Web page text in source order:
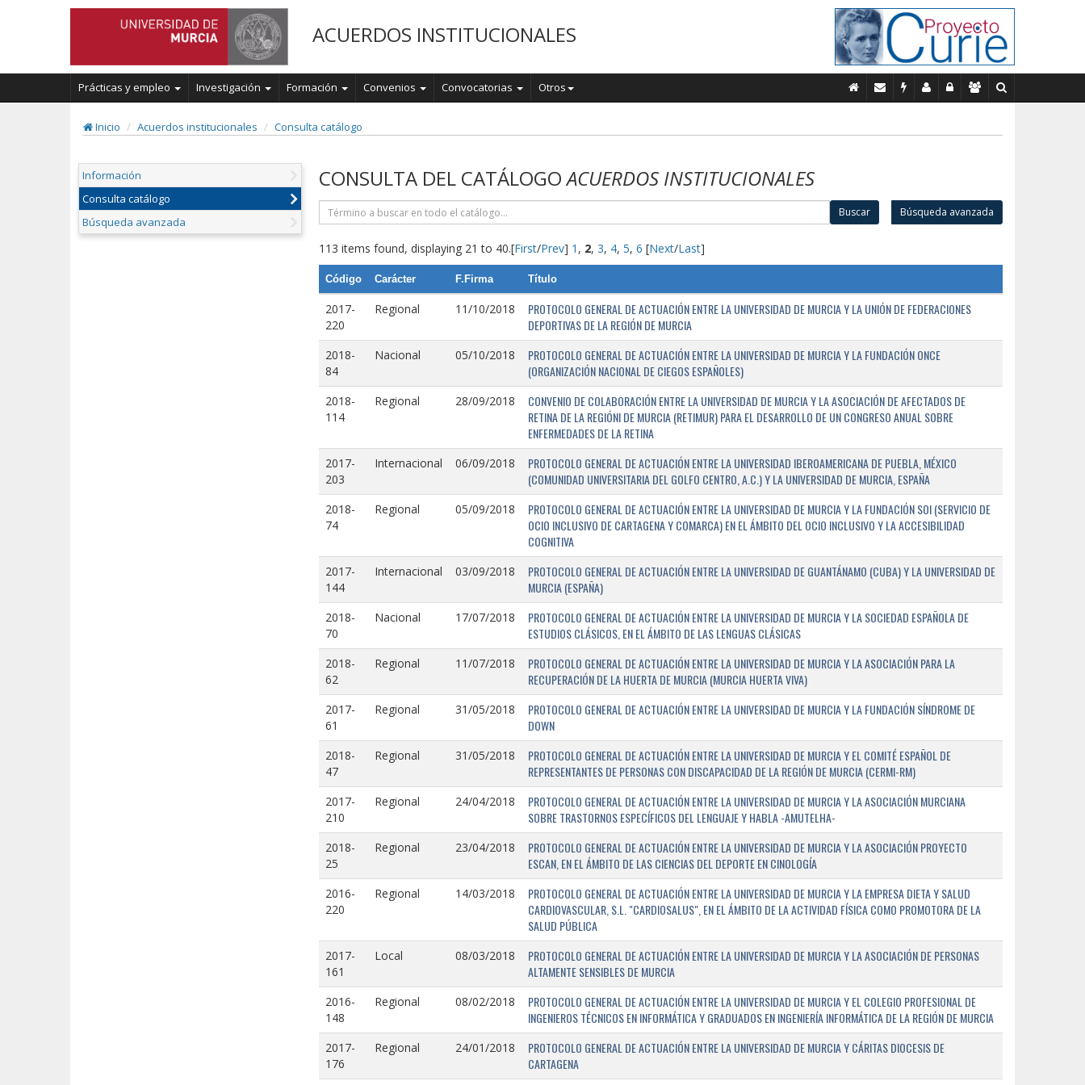
ACUERDOS INSTITUCIONALES
Prácticas y empleo Investigación Formación Convenios Convocatorias Otros
Inicio Acuerdos institucionales Consulta catálogo
Información
Consulta catálogo
Búsqueda avanzada
CONSULTA DEL CATÁLOGOACUERDOS INSTITUCIONALES
Buscar Búsqueda avanzada
113 items found, displaying 21 to 40.[First/Prev] 1 , 2, 3, 4, 5, 6 [Next/Last]
Código Carácter F.Firma Título
2017-
220
Regional 11/10/2018
PROTOCOLO GENERAL DE ACTUACIÓN ENTRE LA UNIVERSIDAD DE MURCIA Y LA UNIÓN DE FEDERACIONES
DEPORTIVAS DE LA REGIÓN DE MURCIA
2018-
84
Nacional 05/10/2018
PROTOCOLO GENERAL DE ACTUACIÓN ENTRE LA UNIVERSIDAD DE MURCIA Y LA FUNDACIÓN ONCE
(ORGANIZACIÓN NACIONAL DE CIEGOS ESPAÑOLES)
2018-
114
Regional 28/09/2018
CONVENIO DE COLABORACIÓN ENTRE LA UNIVERSIDAD DE MURCIA Y LA ASOCIACIÓN DE AFECTADOS DE
RETINA DE LA REGIÓNI DE MURCIA (RETIMUR) PARA EL DESARROLLO DE UN CONGRESO ANUAL SOBRE
ENFERMEDADES DE LA RETINA
2017-
203
Internacional 06/09/2018
PROTOCOLO GENERAL DE ACTUACIÓN ENTRE LA UNIVERSIDAD IBEROAMERICANA DE PUEBLA, MÉXICO
(COMUNIDAD UNIVERSITARIA DEL GOLFO CENTRO, A.C.) Y LA UNIVERSIDAD DE MURCIA, ESPAÑA
2018-
74
Regional 05/09/2018
PROTOCOLO GENERAL DE ACTUACIÓN ENTRE LA UNIVERSIDAD DE MURCIA Y LA FUNDACIÓN SOI (SERVICIO DE
OCIO INCLUSIVO DE CARTAGENA Y COMARCA) EN EL ÁMBITO DEL OCIO INCLUSIVO Y LA ACCESIBILIDAD
COGNITIVA
2017-
144
Internacional 03/09/2018
PROTOCOLO GENERAL DE ACTUACIÓN ENTRE LA UNIVERSIDAD DE GUANTÁNAMO (CUBA) Y LA UNIVERSIDAD DE
MURCIA (ESPAÑA)
2018-
70
Nacional 17/07/2018
PROTOCOLO GENERAL DE ACTUACIÓN ENTRE LA UNIVERSIDAD DE MURCIA Y LA SOCIEDAD ESPAÑOLA DE
ESTUDIOS CLÁSICOS, EN EL ÁMBITO DE LAS LENGUAS CLÁSICAS
2018-
62
Regional 11/07/2018
PROTOCOLO GENERAL DE ACTUACIÓN ENTRE LA UNIVERSIDAD DE MURCIA Y LA ASOCIACIÓN PARA LA
RECUPERACIÓN DE LA HUERTA DE MURCIA (MURCIA HUERTA VIVA)
2017-
61
Regional 31/05/2018
PROTOCOLO GENERAL DE ACTUACIÓN ENTRE LA UNIVERSIDAD DE MURCIA Y LA FUNDACIÓN SÍNDROME DE
DOWN
2018-
47
Regional 31/05/2018
PROTOCOLO GENERAL DE ACTUACIÓN ENTRE LA UNIVERSIDAD DE MURCIA Y EL COMITÉ ESPAÑOL DE
REPRESENTANTES DE PERSONAS CON DISCAPACIDAD DE LA REGIÓN DE MURCIA (CERMI-RM)
2017-
210
Regional 24/04/2018
PROTOCOLO GENERAL DE ACTUACIÓN ENTRE LA UNIVERSIDAD DE MURCIA Y LA ASOCIACIÓN MURCIANA
SOBRE TRASTORNOS ESPECÍFICOS DEL LENGUAJE Y HABLA -AMUTELHA-
2018-
25
Regional 23/04/2018
PROTOCOLO GENERAL DE ACTUACIÓN ENTRE LA UNIVERSIDAD DE MURCIA Y LA ASOCIACIÓN PROYECTO
ESCAN, EN EL ÁMBITO DE LAS CIENCIAS DEL DEPORTE EN CINOLOGÍA
2016-
220
Regional 14/03/2018
PROTOCOLO GENERAL DE ACTUACIÓN ENTRE LA UNIVERSIDAD DE MURCIA Y LA EMPRESA DIETA Y SALUD
CARDIOVASCULAR, S.L. "CARDIOSALUS", EN EL ÁMBITO DE LA ACTIVIDAD FÍSICA COMO PROMOTORA DE LA
SALUD PÚBLICA
2017-
161
Local 08/03/2018
PROTOCOLO GENERAL DE ACTUACIÓN ENTRE LA UNIVERSIDAD DE MURCIA Y LA ASOCIACIÓN DE PERSONAS
ALTAMENTE SENSIBLES DE MURCIA
2016-
148
Regional 08/02/2018
PROTOCOLO GENERAL DE ACTUACIÓN ENTRE LA UNIVERSIDAD DE MURCIA Y EL COLEGIO PROFESIONAL DE
INGENIEROS TÉCNICOS EN INFORMÁTICA Y GRADUADOS EN INGENIERÍA INFORMÁTICA DE LA REGIÓN DE MURCIA
2017-
176
Regional 24/01/2018
PROTOCOLO GENERAL DE ACTUACIÓN ENTRE LA UNIVERSIDAD DE MURCIA Y CÁRITAS DIOCESIS DE
CARTAGENA